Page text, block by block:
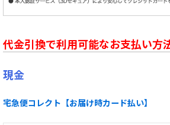
代金引換で利用可能なお支払い方
現金
宅急便コレクト【お届け時カード払い】